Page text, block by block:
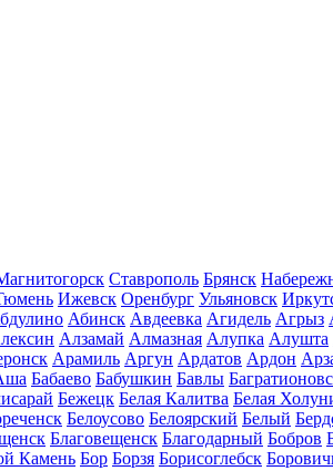
Ставрополь Брянск
Ижевск Оренбург Ульяновск
Абинск Авдеевка Агидель Агрыз
Алзамай Алмазная Алупка Алушта
Арамиль Аргун Ардатов Ардон
Бабаево Бабушкин Бавлы
Бежецк Белая Калитва Белая
Белоусово Белоярский Белый
Благовещенск Благодарный Бобров
Камень Бор Борзя Борисоглебск